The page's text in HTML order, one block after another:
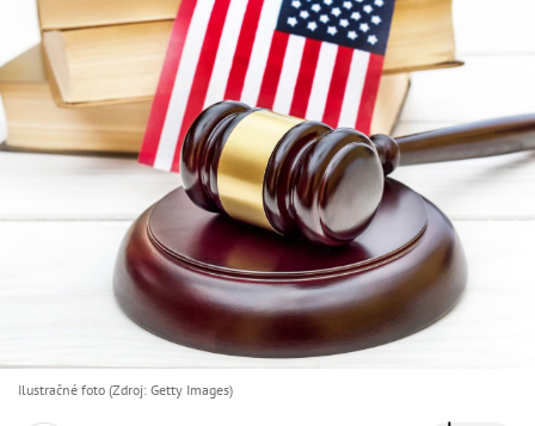
Ilustračné foto (Zdroj: Getty Images)